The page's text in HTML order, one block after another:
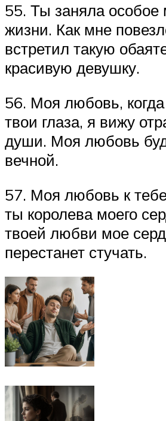
55. Ты заняла особое
жизни. Как мне
встретил такую
красивую девушку.
56. Моя любовь,
твои глаза, я вижу
души. Моя любовь
вечной.
57. Моя любовь к
ты королева моего
твоей любви мое
перестанет стучать.